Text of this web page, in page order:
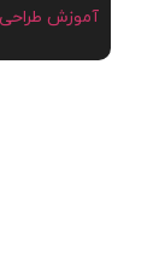
آموزش طراحی